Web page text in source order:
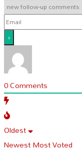
0Comments
Oldest
NewestMost Voted